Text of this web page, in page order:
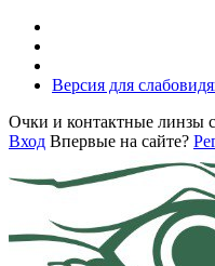
Версия для
Очки и контактные линзы
Вход Впервые на сайте?